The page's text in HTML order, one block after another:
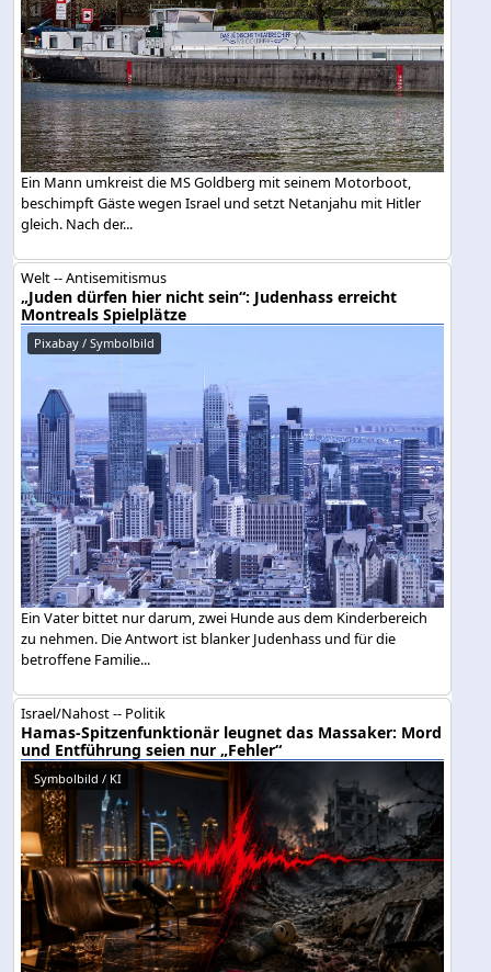
Ein Mann umkreist die MS Goldberg mit seinem Motorboot,
beschimpft Gäste wegen Israel und setzt Netanjahu mit Hitler
gleich. Nach der...
Welt -- Antisemitismus
„Juden dürfen hier nicht sein“: Judenhass erreicht
Montreals Spielplätze
Pixabay / Symbolbild
Ein Vater bittet nur darum, zwei Hunde aus dem Kinderbereich
zu nehmen. Die Antwort ist blanker Judenhass und für die
betroffene Familie...
Israel/Nahost -- Politik
Hamas-Spitzenfunktionär leugnet das Massaker: Mord
und Entführung seien nur „Fehler“
Symbolbild / KI